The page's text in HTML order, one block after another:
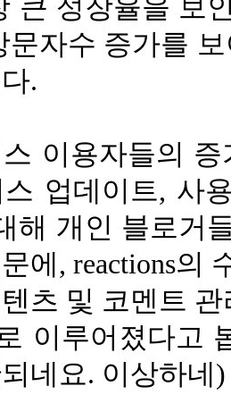
큰 성장율을 보
문자수 증가를
.
이용자들의
업데이트, 사
해 개인 블로거
에, reactions의
츠 및 코멘트 관
이루어졌다고
네요. 이상하네)